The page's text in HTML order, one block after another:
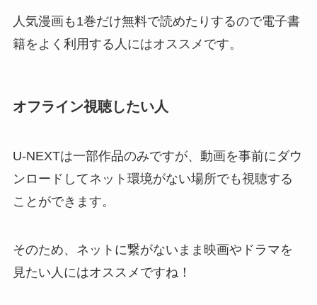
人気漫画も1巻だけ無料で読めたりするので電子書
籍をよく利用する人にはオススメです。
オフライン視聴したい人
U-NEXTは一部作品のみですが、動画を事前にダウ
ンロードしてネット環境がない場所でも視聴する
ことができます。
そのため、ネットに繋がないまま映画やドラマを
見たい人にはオススメですね！